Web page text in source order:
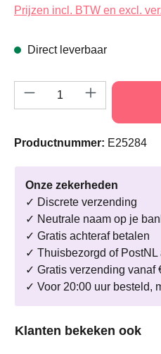
Prijzen incl. BTW en excl.
Direct leverbaar
Productnummer: E25284
Onze zekerheden
✓ Discrete verzending
✓ Neutrale naam op je
✓ Gratis achteraf betalen
✓ Thuisbezorgd of PostNL
✓ Gratis verzending vanaf
✓ Voor 20:00 uur besteld,
Productgalerij overslaan
Klanten bekeken ook